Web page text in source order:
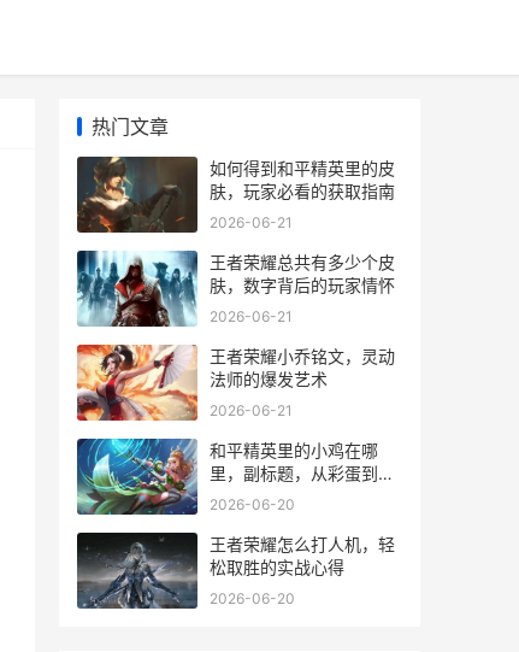
热门文章
如何得到和平精英里的皮
肤，玩家必看的获取指南
2026-06-21
王者荣耀总共有多少个皮
肤，数字背后的玩家情怀
2026-06-21
王者荣耀小乔铭文，灵动
法师的爆发艺术
2026-06-21
和平精英里的小鸡在哪
里，副标题，从彩蛋到战
术符号的奇妙旅程
2026-06-20
王者荣耀怎么打人机，轻
松取胜的实战心得
2026-06-20